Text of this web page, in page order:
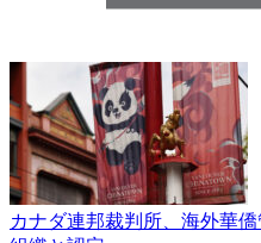
カナダ連邦裁判所、海外華